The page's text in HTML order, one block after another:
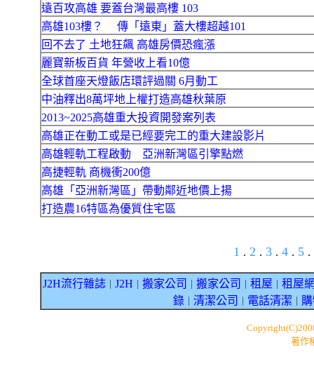
遠百攻高雄 要蓋台灣最高樓 103
高雄103樓？ 傳「遠東」蓋大樓超越101
回不去了 土地狂飆 高雄房價恐瘋漲
麗寶新板百貨 年營收上看10億
全球首座天燈飯店環評過關 6月動工
中油釋出8萬坪地上權打造高雄秋葉原
2013~2025高雄重大投資開發案列表
高雄正在動工或是已經要完工的重大建設影片
高雄輕軌工程啟動 亞洲新灣區引擎點燃
高捷輕軌 商機衝200億
高雄「亞洲新灣區」帶動鄰近地價上揚
打造農16特區為優質住宅區
1 . 2 . 3 . 4 . 5 .
J2H流行雜誌 J2H 搬家公司 搬家公司 租屋
租屋
錄｜ 清潔公司 電話清潔
著作